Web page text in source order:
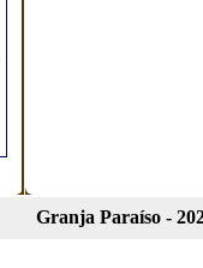
Granja Paraíso -